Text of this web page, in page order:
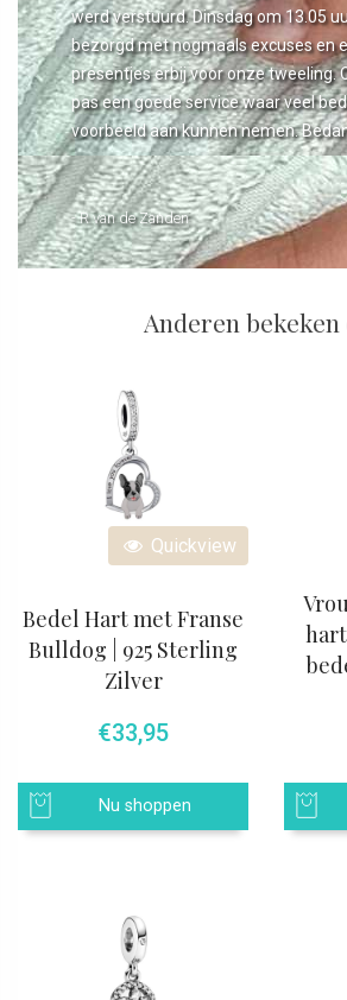
werd verstuurd. Dinsdag om 13.05
bezorgd met nogmaals excuses en
presentjes erbij voor onze tweeling.
pas een goede service waar veel
voorbeeld aan kunnen nemen.
- R van de Zanden
Anderen bekeken
Quickview
Bedel Hart met Franse
Bulldog | 925 Sterling
Zilver
€33,95
Nu shoppen